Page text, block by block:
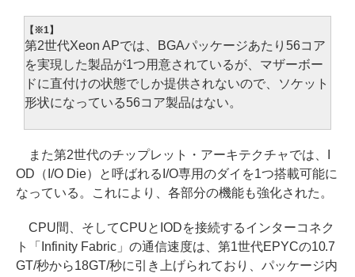
【※1】
第2世代Xeon APでは、BGAパッケージあたり56コア
を実現した製品が1つ用意されているが、マザーボー
ドに直付けの状態でしか提供されないので、ソケット
形状になっている56コア製品はない。
また第2世代のチップレット・アーキテクチャでは、I
OD（I/O Die）と呼ばれるI/O専用のダイを1つ搭載可能に
なっている。これにより、各部分の機能も強化された。
CPU間、そしてCPUとIODを接続するインターコネク
ト「Infinity Fabric」の通信速度は、第1世代EPYCの10.7
GT/秒から18GT/秒に引き上げられており、パッケージ内